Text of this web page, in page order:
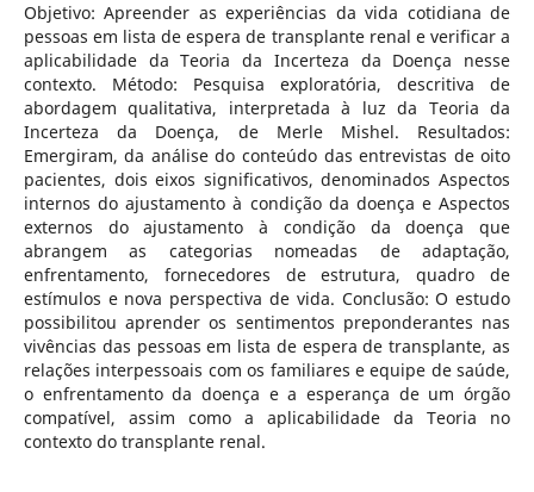
Objetivo: Apreender as experiências da vida cotidiana de
pessoas em lista de espera de transplante renal e verificar a
aplicabilidade da Teoria da Incerteza da Doença nesse
contexto. Método: Pesquisa exploratória, descritiva de
abordagem qualitativa, interpretada à luz da Teoria da
Incerteza da Doença, de Merle Mishel. Resultados:
Emergiram, da análise do conteúdo das entrevistas de oito
pacientes, dois eixos significativos, denominados Aspectos
internos do ajustamento à condição da doença e Aspectos
externos do ajustamento à condição da doença que
abrangem as categorias nomeadas de adaptação,
enfrentamento, fornecedores de estrutura, quadro de
estímulos e nova perspectiva de vida. Conclusão: O estudo
possibilitou aprender os sentimentos preponderantes nas
vivências das pessoas em lista de espera de transplante, as
relações interpessoais com os familiares e equipe de saúde,
o enfrentamento da doença e a esperança de um órgão
compatível, assim como a aplicabilidade da Teoria no
contexto do transplante renal.